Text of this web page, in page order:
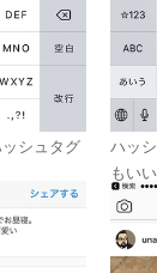
ッシュタグ
ハッ
もいい